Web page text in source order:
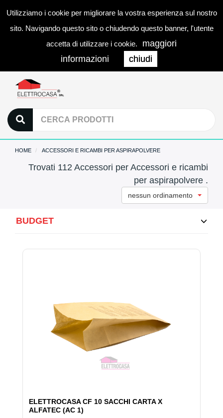
Utilizziamo i cookie per migliorare la vostra esperienza sul nostro
sito. Navigando questo sito o chiudendo questo banner, l'utente
accetta di utilizzare i cookie.
maggiori
informazioni
chiudi
0
HOME ACCESSORI E RICAMBI PER ASPIRAPOLVERE
Trovati 112 Accessori per Accessori e ricambi
per aspirapolvere .
nessun ordinamento
BUDGET
ELETTROCASA CF 10 SACCHI CARTA X
ALFATEC (AC 1)